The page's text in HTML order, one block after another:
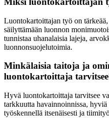
Luontokartoittajan työ on
säilyttämään luonnon
tunnistaa uhanalaisia lajeja,
luonnonsuojelutoimia.
Minkälaisia taitoja ja
luontokartoittaja
Hyvä luontokartoittaja tarvitsee
tarkkuutta havainnoinnissa,
työskennellä itsenäisesti ja